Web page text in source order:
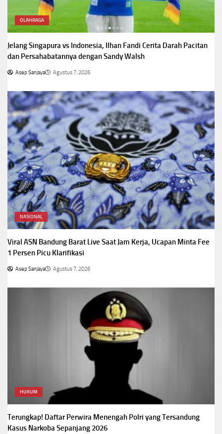
OLAHRAGA
Jelang Singapura vs Indonesia, Ilhan Fandi Cerita Darah Pacitan
dan Persahabatannya dengan Sandy Walsh
Asep Sanjaya Agustus 7, 2026
NASIONAL
Viral ASN Bandung Barat Live Saat Jam Kerja, Ucapan Minta Fee
1 Persen Picu Klarifikasi
Asep Sanjaya Agustus 7, 2026
HUKUM
Terungkap! Daftar Perwira Menengah Polri yang Tersandung
Kasus Narkoba Sepanjang 2026